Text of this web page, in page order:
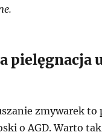
pielęgnacja
zmywarek to
o AGD. Warto